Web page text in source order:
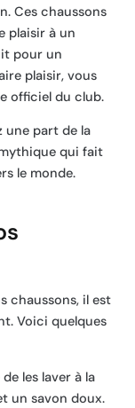
Ces chaussons
plaisir à un
pour un
plaisir, vous
officiel du club.
une part de la
qui fait
le monde.
chaussons, il est
Voici quelques
les laver à la
un savon doux.